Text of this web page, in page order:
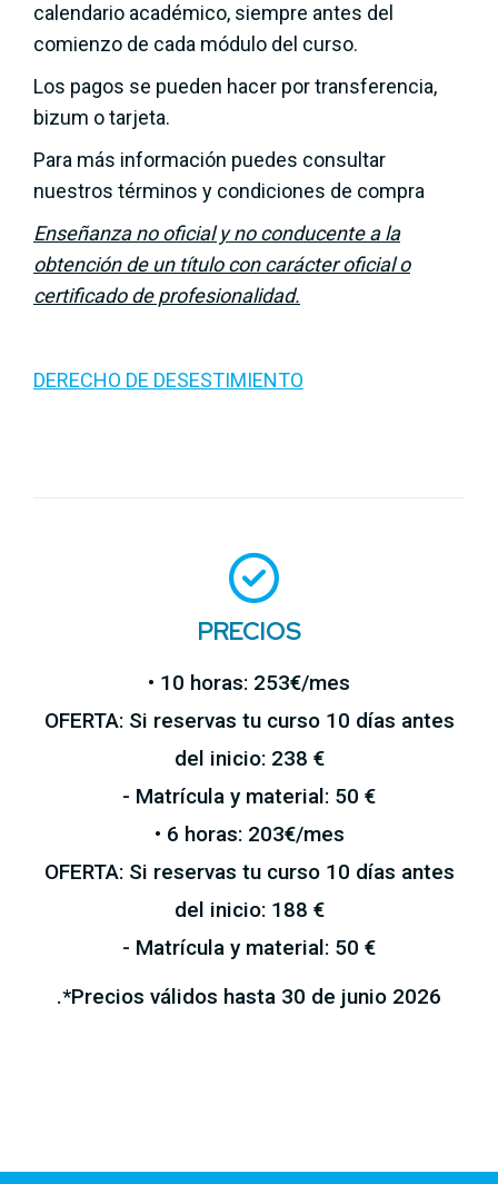
calendario académico, siempre antes del
comienzo de cada módulo del curso.
Los pagos se pueden hacer por transferencia,
bizum o tarjeta.
Para más información puedes consultar
nuestros términos y condiciones de compra
Enseñanza no oficial y no conducente a la
obtención de un título con carácter oficial o
certificado de profesionalidad.
DERECHO DE DESESTIMIENTO
PRECIOS
• 10 horas: 253€/mes
OFERTA: Si reservas tu curso 10 días antes
del inicio: 238 €
- Matrícula y material: 50 €
• 6 horas: 203€/mes
OFERTA: Si reservas tu curso 10 días antes
del inicio: 188 €
- Matrícula y material: 50 €
.*Precios válidos hasta 30 de junio 2026